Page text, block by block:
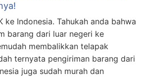
ke Indonesia. Tahukah anda bahwa
barang dari luar negeri ke
membalikkan telapak
ternyata pengiriman barang dari
juga sudah murah dan